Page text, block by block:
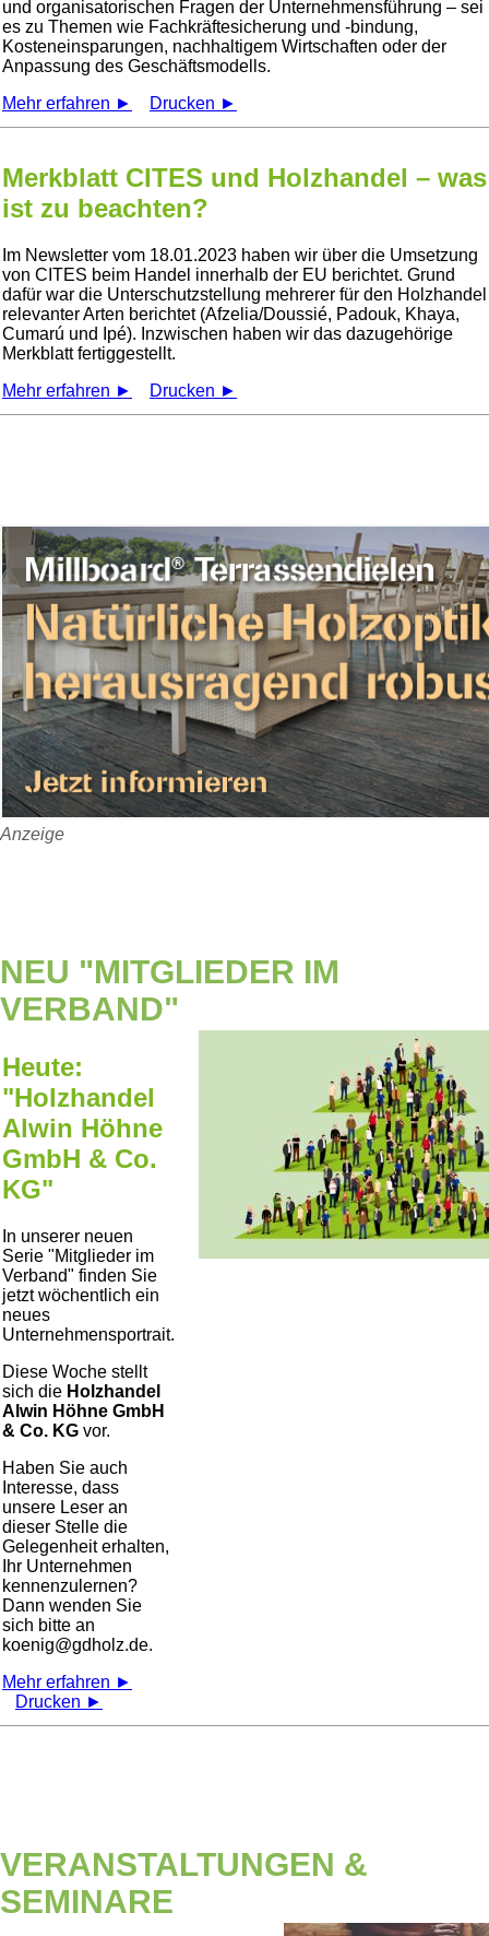
und organisatorischen Fragen der Unternehmensführung – sei
es zu Themen wie Fachkräftesicherung und -bindung,
Kosteneinsparungen, nachhaltigem Wirtschaften oder der
Anpassung des Geschäftsmodells.
Mehr erfahren ►
Drucken ►
Merkblatt CITES und Holzhandel – was
ist zu beachten?
Im Newsletter vom 18.01.2023 haben wir über die Umsetzung
von CITES beim Handel innerhalb der EU berichtet. Grund
dafür war die Unterschutzstellung mehrerer für den Holzhandel
relevanter Arten berichtet (Afzelia/Doussié, Padouk, Khaya,
Cumarú und Ipé). Inzwischen haben wir das dazugehörige
Merkblatt fertiggestellt.
Mehr erfahren ►
Drucken ►
Anzeige
NEU "MITGLIEDER IM
VERBAND"
Heute:
"Holzhandel
Alwin Höhne
GmbH & Co.
KG"
In unserer neuen
Serie
Mitglieder im
Verband
finden Sie
jetzt wöchentlich ein
neues
Unternehmensportrait.
Diese Woche stellt
sich die Holzhandel
Alwin Höhne GmbH
& Co. KG vor.
Haben Sie auch
Interesse, dass
unsere Leser an
dieser Stelle die
Gelegenheit erhalten,
Ihr Unternehmen
kennenzulernen?
Dann wenden Sie
sich bitte an
koenig@gdholz.de.
Mehr erfahren ►
Drucken ►
VERANSTALTUNGEN &
SEMINARE